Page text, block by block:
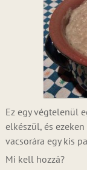
Ez egy végtelenül
elkészül, és
vacsorára egy kis
Mi kell hozzá?